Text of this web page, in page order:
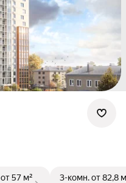
от 57 м²
3-комн.от 82,8